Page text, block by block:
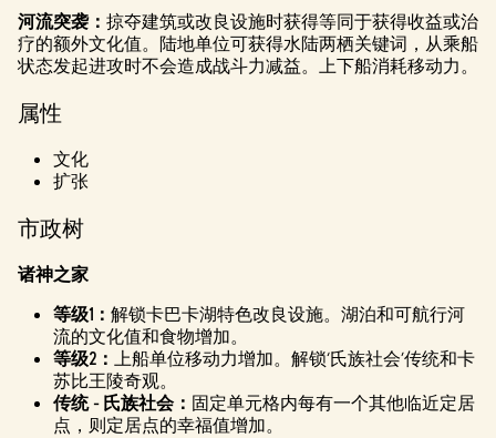
河流突袭： 掠夺建筑或改良设施时获得等同于获得收益或治
疗的额外文化值。陆地单位可获得水陆两栖关键词，从乘船
状态发起进攻时不会造成战斗力减益。上下船消耗移动力。
属性
文化
扩张
市政树
诸神之家
等级1： 解锁卡巴卡湖特色改良设施。湖泊和可航行河
流的文化值和食物增加。
等级2： 上船单位移动力增加。解锁‘氏族社会’传统和卡
苏比王陵奇观。
传统 - 氏族社会： 固定单元格内每有一个其他临近定居
点，则定居点的幸福值增加。